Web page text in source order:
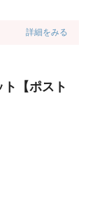
詳細をみる
【ポスト